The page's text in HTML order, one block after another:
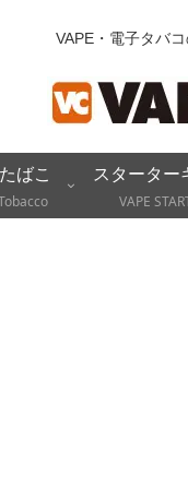
VAPE・電子タバ
ばこ
スターター
VAPE